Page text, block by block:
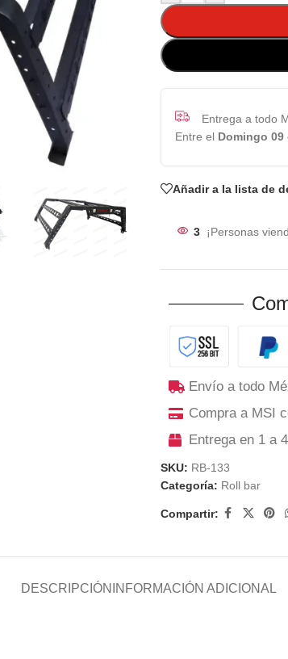
Entrega a todo
Entre el Domingo 09
Añadir a la lista de
3 ¡Personas
Envío a todo
Compra a MSI
Entrega en 1 a
SKU: RB-133
Categoría: Roll bar
Compartir:
DESCRIPCIÓN INFORMACIÓN ADICIONAL